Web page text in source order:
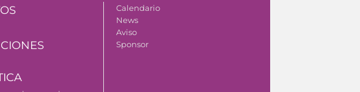
Calendario
News
Aviso
Sponsor